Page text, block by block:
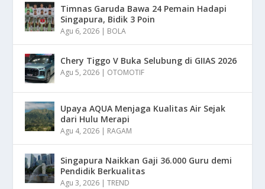
Timnas Garuda Bawa 24 Pemain Hadapi
Singapura, Bidik 3 Poin
Agu 6, 2026 | BOLA
Chery Tiggo V Buka Selubung di GIIAS 2026
Agu 5, 2026 | OTOMOTIF
Upaya AQUA Menjaga Kualitas Air Sejak
dari Hulu Merapi
Agu 4, 2026 | RAGAM
Singapura Naikkan Gaji 36.000 Guru demi
Pendidik Berkualitas
Agu 3, 2026 |TREND